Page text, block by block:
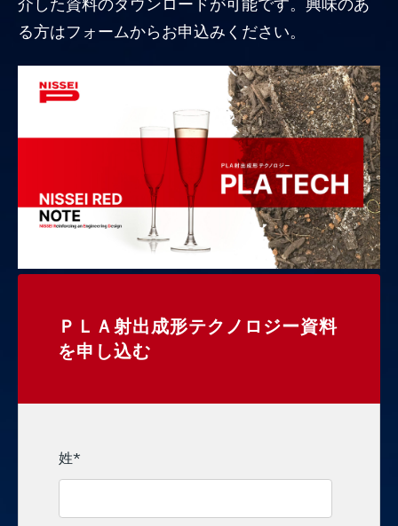
介した資料のダウンロードが可能です。興味のあ
る方はフォームからお申込みください。
ＰＬＡ射出成形テクノロジー資料
を申し込む
姓*